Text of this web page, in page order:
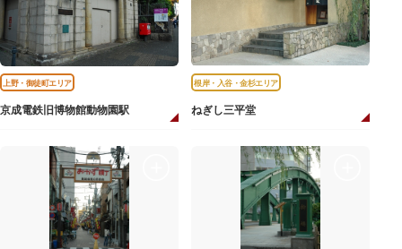
上野・御徒町エリア
京成電鉄旧博物館動物園駅
根岸・入谷・金杉エリア
ねぎし三平堂